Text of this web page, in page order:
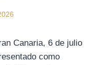
Canaria, 6 de julio
como